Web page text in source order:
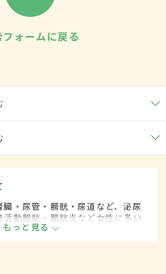
ォームに戻る
・尿管・膀胱・尿道など、泌尿
動膀胱・膀胱炎など女性に多い
取り扱います。
もっと見る